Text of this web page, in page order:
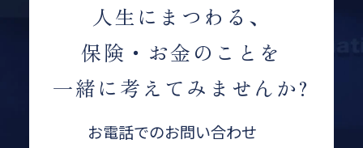
人生にまつわる、
保険・お金のことを
一緒に考えてみませんか?
お電話でのお問い合わせ